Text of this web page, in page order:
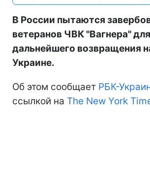
В России пытаются
ветеранов ЧВК "Вагнера" для
дальнейшего возвращения
Украине.
Об этом сообщает РБК-
ссылкой на The New York